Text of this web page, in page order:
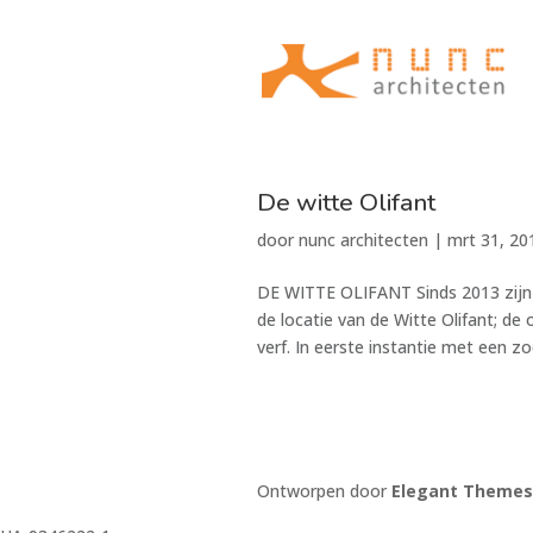
De witte Olifant
door nunc architecten | mrt 31,
DE WITTE OLIFANT Sinds 2013
de locatie van de Witte Olifant; de
verf. In eerste instantie met een
Ontworpen door Elegant Themes